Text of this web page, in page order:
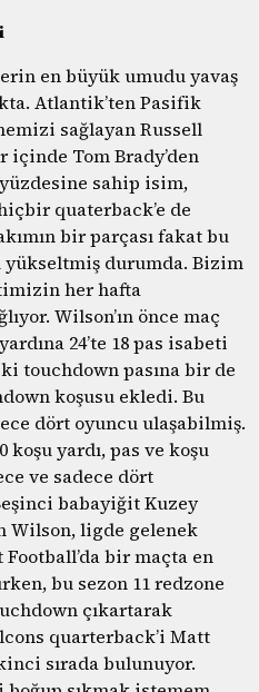
en büyük umudu yavaş
Atlantik’ten Pasifik
sağlayan Russell
Tom Brady’den
sahip isim,
quaterback’e de
bir parçası fakat bu
yükseltmiş durumda. Bizim
her hafta
Wilson’ın önce maç
24’te 18 pas isabeti
touchdown pasına bir de
koşusu ekledi. Bu
dört oyuncu ulaşabilmiş.
koşu yardı, pas ve koşu
ve sadece dört
babayiğit Kuzey
Wilson, ligde gelenek
bir maçta en
bu sezon 11 redzone
çıkartarak
quarterback’i Matt
sırada bulunuyor.